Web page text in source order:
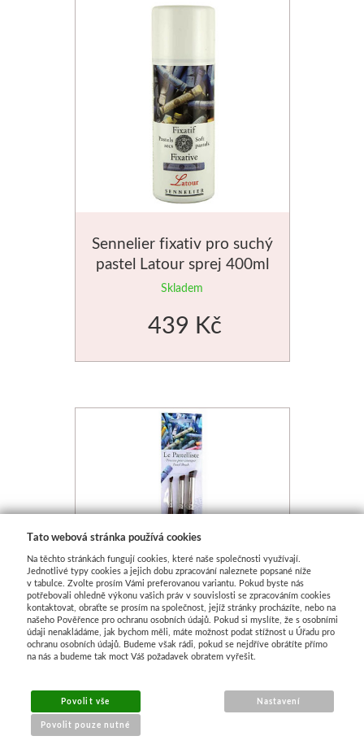
Sennelier fixativ pro suchý
pastel Latour sprej 400ml
Skladem
439 Kč
Sennelier sada štětců pro
Tato webová stránka používá cookies
Na těchto stránkách fungují cookies, které naše společnosti využívají.
Jednotlivé typy cookies a jejich dobu zpracování naleznete popsané níže
v tabulce. Zvolte prosím Vámi preferovanou variantu. Pokud byste nás
potřebovali ohledně výkonu vašich práv v souvislosti se zpracováním cookies
kontaktovat, obraťte se prosím na společnost, jejíž stránky procházíte, nebo na
našeho Pověřence pro ochranu osobních údajů. Pokud si myslíte, že s osobními
údaji nenakládáme, jak bychom měli, máte možnost podat stížnost u Úřadu pro
ochranu osobních údajů. Budeme však rádi, pokud se nejdříve obrátíte přímo
na nás a budeme tak moct Váš požadavek obratem vyřešit.
Povolit vše
Povolit pouze nutné
Nastavení